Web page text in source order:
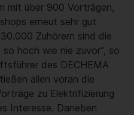
mit über 900 Vorträgen,
erneut sehr gut
Zuhörern sind die
so hoch wie nie zuvor“, so
des DECHEMA
allen voran die
zu Elektrifizierung
Interesse. Daneben